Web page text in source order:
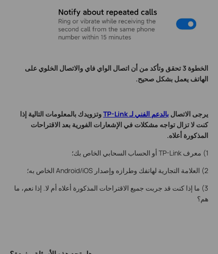
الخطوة 3 تحقق وتأكد من أن اتصال الواي فاي والاتصال الخلوي على
الهاتف يعمل بشكل صحيح.
يرجى الاتصال بالدعم الفني لـ TP-Link
وتزويدك بالمعلومات التالية إذا
كنت لا تزال تواجه مشكلات في الإشعارات الفورية بعد الاقتراحات
المذكورة أعلاه.
1) معرف TP-Link أو الحساب السحابي الخاص بك؛
2) العلامة التجارية لهاتفك وطرازه وإصدار Android/iOS الخاص به؛
3) ما إذا كنت قد جربت جميع الاقتراحات المذكورة أعلاه أم لا. إذا نعم، ما
هم؟